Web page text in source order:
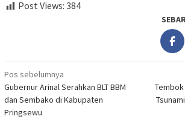
Post Views: 384
Navigasi
pos
Pos sebelumnya
Gubernur Arinal Serahkan BLT BBM
dan Sembako di Kabupaten
Pringsewu
Tembok